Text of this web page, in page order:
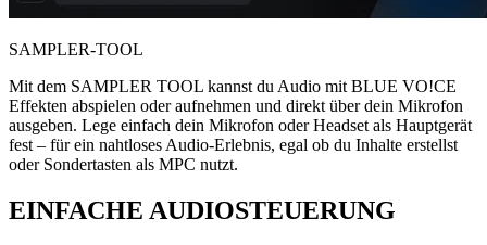
SAMPLER-TOOL
Mit dem SAMPLER TOOL kannst du Audio mit BLUE VO!CE
Effekten abspielen oder aufnehmen und direkt über dein Mikrofon
ausgeben. Lege einfach dein Mikrofon oder Headset als Hauptgerät
fest – für ein nahtloses Audio-Erlebnis, egal ob du Inhalte erstellst
oder Sondertasten als MPC nutzt.
EINFACHE AUDIOSTEUERUNG